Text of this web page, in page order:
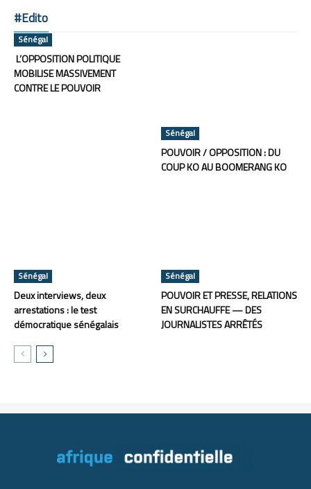
#Edito
Sénégal
L’OPPOSITION POLITIQUE
MOBILISE MASSIVEMENT
CONTRE LE POUVOIR
Sénégal
POUVOIR / OPPOSITION : DU
COUP KO AU BOOMERANG KO
Sénégal
Deux interviews, deux
arrestations : le test
démocratique sénégalais
Sénégal
POUVOIR ET PRESSE, RELATIONS
EN SURCHAUFFE — DES
JOURNALISTES ARRÊTÉS